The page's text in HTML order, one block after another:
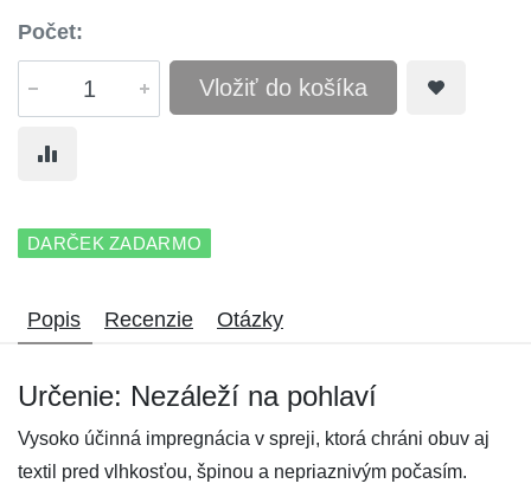
Počet:
Vložiť do košíka
DARČEK ZADARMO
Popis Recenzie Otázky
Určenie: Nezáleží na pohlaví
Vysoko účinná impregnácia v spreji, ktorá chráni obuv aj
textil pred vlhkosťou, špinou a nepriaznivým počasím.